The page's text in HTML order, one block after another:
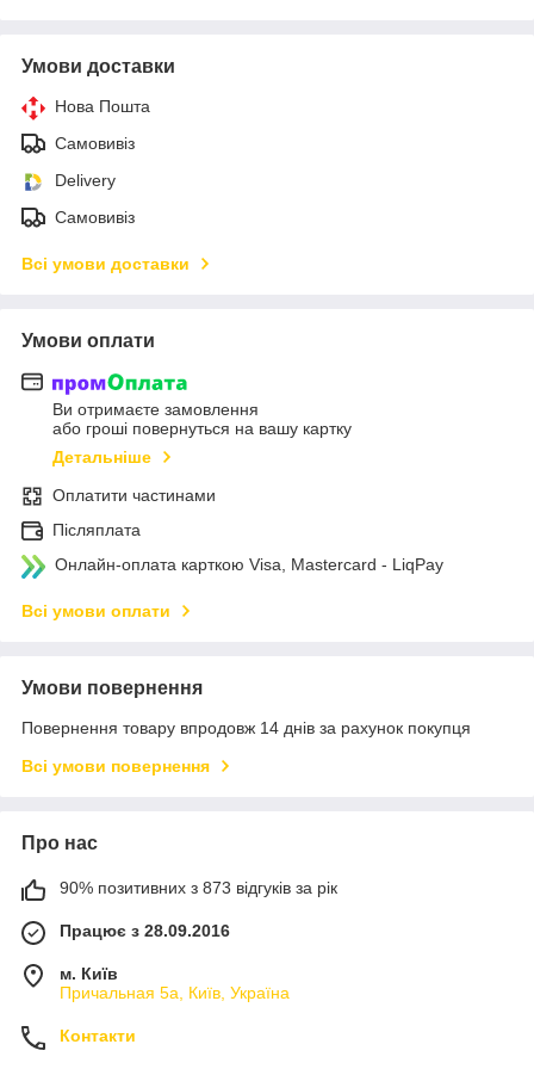
Умови доставки
Нова Пошта
Самовивіз
Delivery
Самовивіз
Всі умови доставки
Умови оплати
Ви отримаєте замовлення
або гроші повернуться на вашу картку
Детальніше
Оплатити частинами
Післяплата
Онлайн-оплата карткою Visa, Mastercard - LiqPay
Всі умови оплати
Умови повернення
Повернення товару впродовж 14 днів за рахунок покупця
Всі умови повернення
Про нас
90% позитивних з 873 відгуків за рік
Працює з 28.09.2016
м. Київ
Причальная 5а, Київ, Україна
Контакти